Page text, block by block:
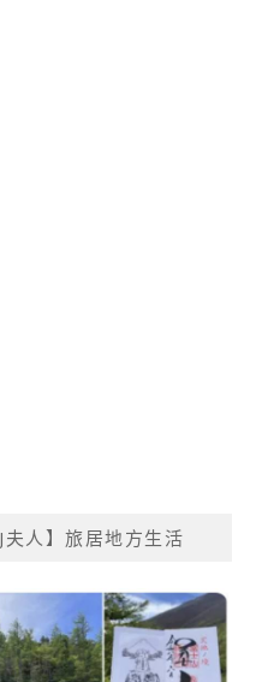
夫人】旅居地方生活